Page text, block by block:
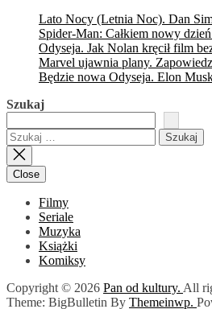
Lato Nocy (Letnia Noc). Dan
Spider-Man: Całkiem nowy
Odyseja. Jak Nolan kręcił film
Marvel ujawnia plany.
Będzie nowa Odyseja. Elon
Szukaj
Szukaj:
Close
Filmy
Seriale
Muzyka
Książki
Komiksy
Copyright © 2026 Pan od kultury. All
Theme: BigBulletin By Themeinwp.